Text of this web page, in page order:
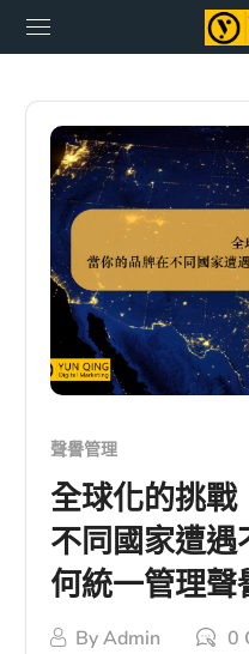
聲譽管理
全球化的挑
不同國家遭
何統一管理聲
ByAdmin 0